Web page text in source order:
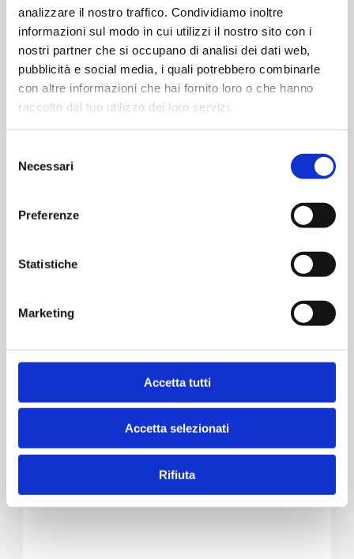
analizzare il nostro traffico. Condividiamo inoltre
informazioni sul modo in cui utilizzi il nostro sito con i
nostri partner che si occupano di analisi dei dati web,
pubblicità e social media, i quali potrebbero combinarle
con altre informazioni che hai fornito loro o che hanno
raccolto dal tuo utilizzo dei loro servizi.
delNecessari
Preferenze
Statistiche
Marketing
Accetta tutti
Accetta selezionati
Rifiuta
Maniglieria Interna